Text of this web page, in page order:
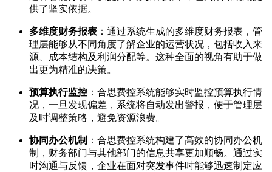
供了坚实依据。
多维度财务报表 ：通过系统生成的多维度财务报表，管
理层能够从不同角度了解企业的运营状况，包括收入来
源、成本结构及利润分配等。这种全面的视角有助于做
出更为精准的决策。
预算执行监控 ：合思费控系统能够实时监控预算执行情
况，一旦发现偏差，系统将自动发出警报，便于管理层
及时调整策略，避免资源浪费。
协同办公机制 ：合思费控系统构建了高效的协同办公机
制，财务部门与其他部门的信息共享更加顺畅。通过实
时沟通与反馈，企业在面对突发事件时能够迅速制定应